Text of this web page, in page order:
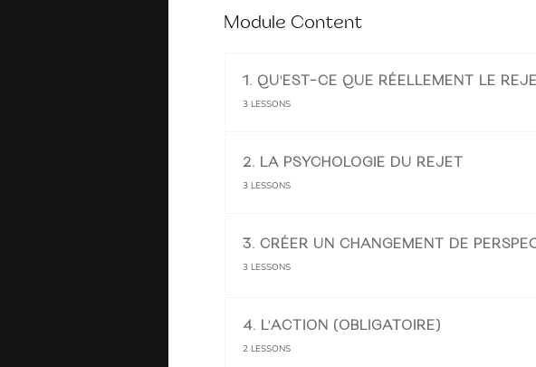
Module Content
1. QU'EST-CE QUE RÉELLEMENT LE
3 LESSONS
2. LA PSYCHOLOGIE DU REJET
3 LESSONS
3. CRÉER UN CHANGEMENT DE
3 LESSONS
4. L'ACTION (OBLIGATOIRE)
2 LESSONS